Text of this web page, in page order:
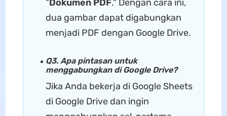
"Dokumen PDF." Dengan cara ini,
dua gambar dapat digabungkan
menjadi PDF dengan Google Drive.
Q3. Apa pintasan untuk
menggabungkan di Google Drive?
Jika Anda bekerja di Google Sheets
di Google Drive dan ingin